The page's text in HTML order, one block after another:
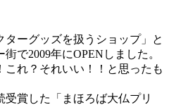
ーグッズを扱うショップ」と
で2009年にOPENしました。
れ？それいい！！と思ったも
賞した「まほろば大仏プリ